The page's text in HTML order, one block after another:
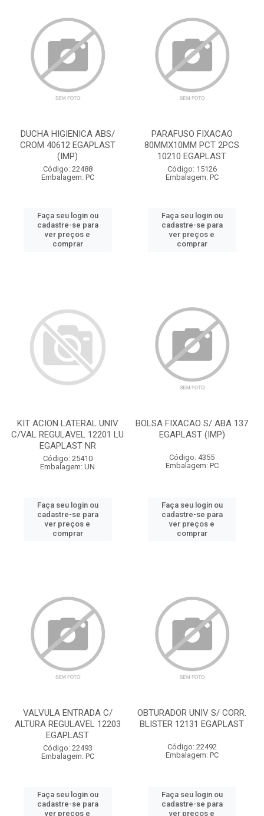
DUCHA HIGIENICA ABS/
CROM 40612 EGAPLAST
(IMP)
Código: 22488
Embalagem: PC
Faça seu login ou
cadastre-se para
ver preços e
comprar
PARAFUSO FIXACAO
80MMX10MM PCT 2PCS
10210 EGAPLAST
Código: 15126
Embalagem: PC
Faça seu login ou
cadastre-se para
ver preços e
comprar
KIT ACION LATERAL UNIV
C/VAL REGULAVEL 12201 LU
EGAPLAST NR
Código: 25410
Embalagem: UN
Faça seu login ou
cadastre-se para
ver preços e
comprar
BOLSA FIXACAO S/ ABA 137
EGAPLAST (IMP)
Código: 4355
Embalagem: PC
Faça seu login ou
cadastre-se para
ver preços e
comprar
VALVULA ENTRADA C/
ALTURA REGULAVEL 12203
EGAPLAST
Código: 22493
Embalagem: PC
Faça seu login ou
cadastre-se para
ver preços e
OBTURADOR UNIV S/ CORR.
BLISTER 12131 EGAPLAST
Código: 22492
Embalagem: PC
Faça seu login ou
cadastre-se para
ver preços e